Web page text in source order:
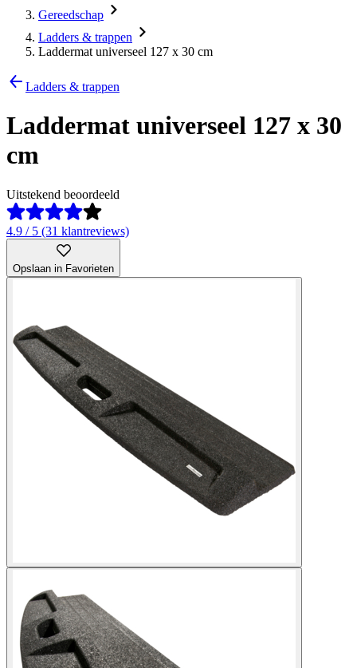
Gereedschap
Ladders & trappen
Laddermat universeel 127 x 30 cm
Ladders & trappen
Laddermat universeel 127 x 30
cm
Uitstekend beoordeeld
4.9 / 5 (31 klantreviews)
Opslaan in Favorieten